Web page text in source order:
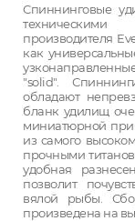
Спиннинговые
производителя
как
"solid".
обладают
бланк удилищ
миниатюрной
из самого
прочными
удобная
позволит
вялой рыбы.
произведена на